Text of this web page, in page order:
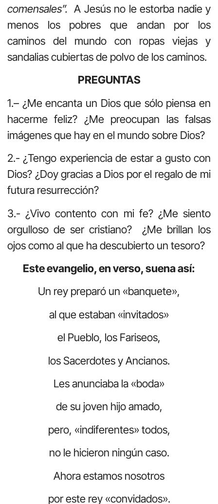
comensales”. A Jesús no le estorba nadie y
menos los pobres que andan por los
caminos del mundo con ropas viejas y
sandalias cubiertas de polvo de los caminos.
PREGUNTAS
1.– ¿Me encanta un Dios que sólo piensa en
hacerme feliz? ¿Me preocupan las falsas
imágenes que hay en el mundo sobre Dios?
2.- ¿Tengo experiencia de estar a gusto con
Dios? ¿Doy gracias a Dios por el regalo de mi
futura resurrección?
3.- ¿Vivo contento con mi fe? ¿Me siento
orgulloso de ser cristiano? ¿Me brillan los
ojos como al que ha descubierto un tesoro?
Este evangelio, en verso, suena así:
Un rey preparó un «banquete»,
al que estaban «invitados»
el Pueblo, los Fariseos,
los Sacerdotes y Ancianos.
Les anunciaba la «boda»
de su joven hijo amado,
pero, «indiferentes» todos,
no le hicieron ningún caso.
Ahora estamos nosotros
por este rey «convidados».